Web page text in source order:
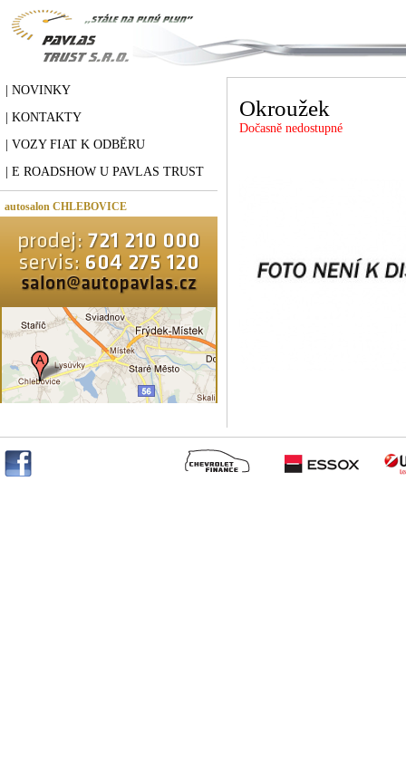
| NOVINKY
| KONTAKTY
| VOZY FIAT K ODBĚRU
| E ROADSHOW U PAVLAS TRUST
autosalon CHLEBOVICE
Okroužek
Dočasně nedostupné